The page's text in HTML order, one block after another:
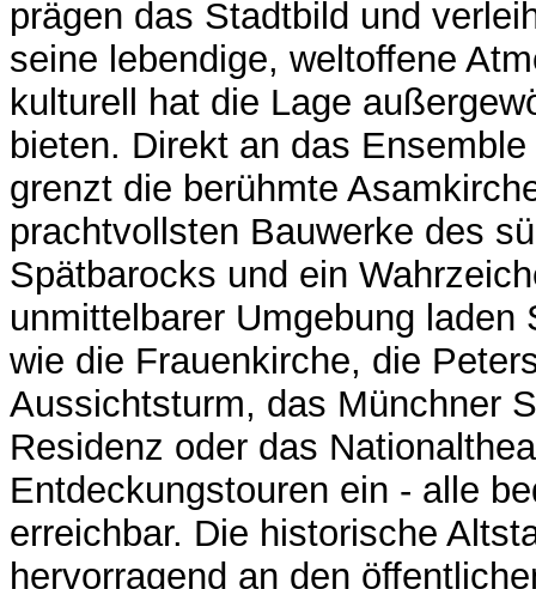
prägen das Stadtbild und
seine lebendige, weltoffene
kulturell hat die Lage
bieten. Direkt an das
grenzt die berühmte
prachtvollsten Bauwerke des
Spätbarocks und ein
unmittelbarer Umgebung laden
wie die Frauenkirche, die
Aussichtsturm, das Münchner
Residenz oder das
Entdeckungstouren ein - alle
erreichbar. Die historische
hervorragend an den